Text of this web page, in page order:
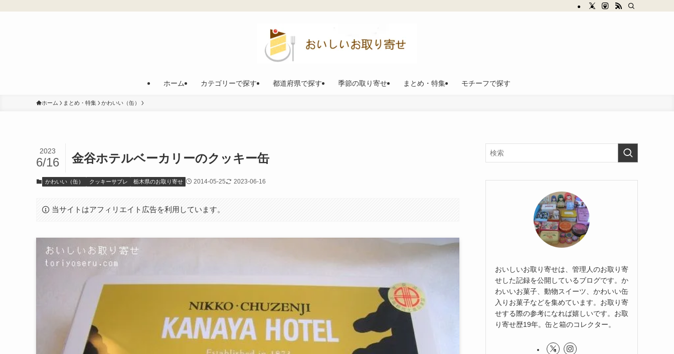
ホーム カテゴリーで探す 都道府県で探す 季節の取り寄せ まとめ・特集 モチーフで探す
ホーム まとめ・特集 かわいい（缶）
金谷ホテルベーカリーのクッキー缶
2023
6/16
かわいい（缶） クッキーサブレ 栃木県のお取り寄せ 2014-05-25 2023-06-16
当サイトはアフィリエイト広告を利用しています。
おいしいお取り寄せは、管理人のお取り寄
せした記録を公開しているブログです。か
わいいお菓子、動物スイーツ、かわいい缶
入りお菓子などを集めています。お取り寄
せする際の参考になれば嬉しいです。お取
り寄せ歴19年。缶と箱のコレクター。